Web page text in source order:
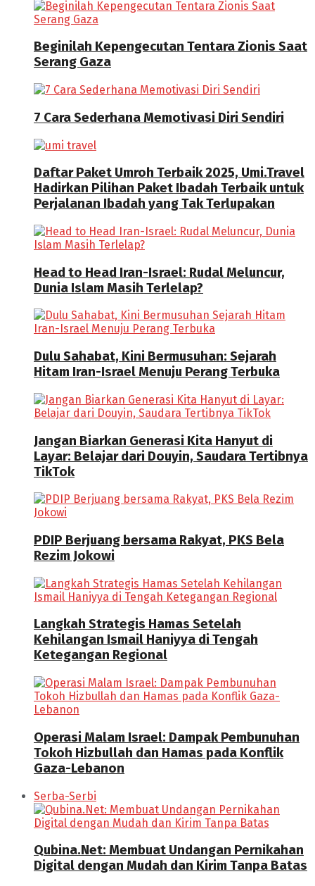
Beginilah Kepengecutan Tentara Zionis Saat
Serang Gaza
7 Cara Sederhana Memotivasi Diri Sendiri
Daftar Paket Umroh Terbaik 2025, Umi.Travel
Hadirkan Pilihan Paket Ibadah Terbaik untuk
Perjalanan Ibadah yang Tak Terlupakan
Head to Head Iran-Israel: Rudal Meluncur,
Dunia Islam Masih Terlelap?
Dulu Sahabat, Kini Bermusuhan: Sejarah
Hitam Iran-Israel Menuju Perang Terbuka
Jangan Biarkan Generasi Kita Hanyut di
Layar: Belajar dari Douyin, Saudara Tertibnya
TikTok
PDIP Berjuang bersama Rakyat, PKS Bela
Rezim Jokowi
Langkah Strategis Hamas Setelah
Kehilangan Ismail Haniyya di Tengah
Ketegangan Regional
Operasi Malam Israel: Dampak Pembunuhan
Tokoh Hizbullah dan Hamas pada Konflik
Gaza-Lebanon
Serba-Serbi
Qubina.Net: Membuat Undangan Pernikahan
Digital dengan Mudah dan Kirim Tanpa Batas